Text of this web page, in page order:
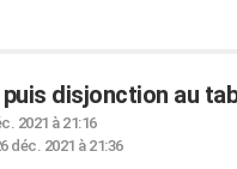
disjonction au
2021 à 21:16
déc. 2021 à 21:36